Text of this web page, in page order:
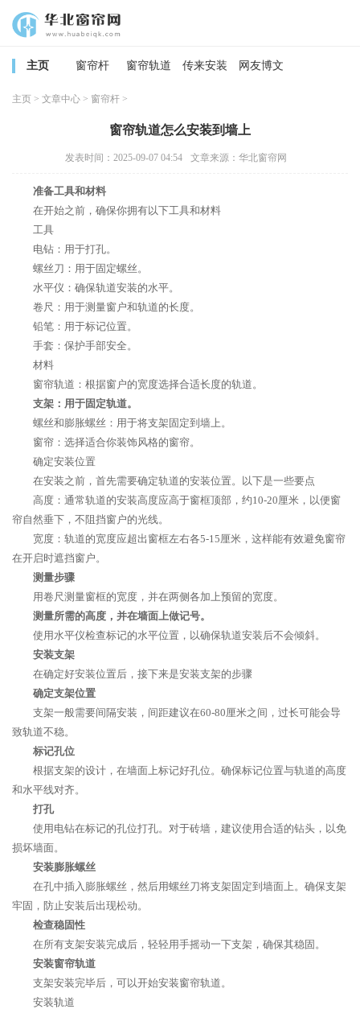
主页 窗帘杆 窗帘轨道 传来安装 网友博文
主页 > 文章中心 > 窗帘杆 >
窗帘轨道怎么安装到墙上
发表时间：2025-09-07 04:54 文章来源：华北窗帘网
准备工具和材料
在开始之前，确保你拥有以下工具和材料
工具
电钻：用于打孔。
螺丝刀：用于固定螺丝。
水平仪：确保轨道安装的水平。
卷尺：用于测量窗户和轨道的长度。
铅笔：用于标记位置。
手套：保护手部安全。
材料
窗帘轨道：根据窗户的宽度选择合适长度的轨道。
支架：用于固定轨道。
螺丝和膨胀螺丝：用于将支架固定到墙上。
窗帘：选择适合你装饰风格的窗帘。
确定安装位置
在安装之前，首先需要确定轨道的安装位置。以下是一些要点
高度：通常轨道的安装高度应高于窗框顶部，约10-20厘米，以便窗
帘自然垂下，不阻挡窗户的光线。
宽度：轨道的宽度应超出窗框左右各5-15厘米，这样能有效避免窗帘
在开启时遮挡窗户。
测量步骤
用卷尺测量窗框的宽度，并在两侧各加上预留的宽度。
测量所需的高度，并在墙面上做记号。
使用水平仪检查标记的水平位置，以确保轨道安装后不会倾斜。
安装支架
在确定好安装位置后，接下来是安装支架的步骤
确定支架位置
支架一般需要间隔安装，间距建议在60-80厘米之间，过长可能会导
致轨道不稳。
标记孔位
根据支架的设计，在墙面上标记好孔位。确保标记位置与轨道的高度
和水平线对齐。
打孔
使用电钻在标记的孔位打孔。对于砖墙，建议使用合适的钻头，以免
损坏墙面。
安装膨胀螺丝
在孔中插入膨胀螺丝，然后用螺丝刀将支架固定到墙面上。确保支架
牢固，防止安装后出现松动。
检查稳固性
在所有支架安装完成后，轻轻用手摇动一下支架，确保其稳固。
安装窗帘轨道
支架安装完毕后，可以开始安装窗帘轨道。
安装轨道